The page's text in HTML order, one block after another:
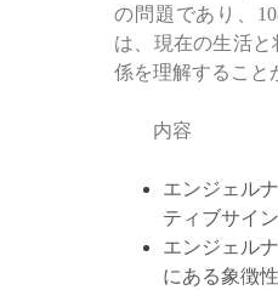
の問題であり、
は、現在の生活
係を理解すること
内容
エンジェル
ティブサイ
エンジェル
にある象徴